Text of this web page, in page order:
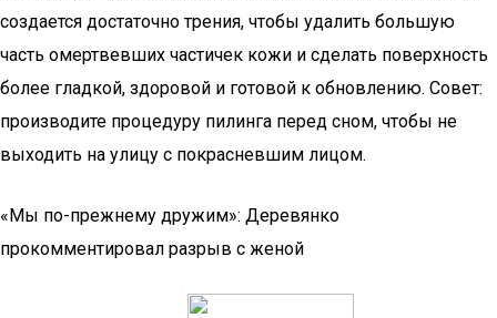
создается достаточно трения, чтобы удалить большую
часть омертвевших частичек кожи и сделать поверхность
более гладкой, здоровой и готовой к обновлению. Совет:
производите процедуру пилинга перед сном, чтобы не
выходить на улицу с покрасневшим лицом.
«Мы по-прежнему дружим»: Деревянко
прокомментировал разрыв с женой